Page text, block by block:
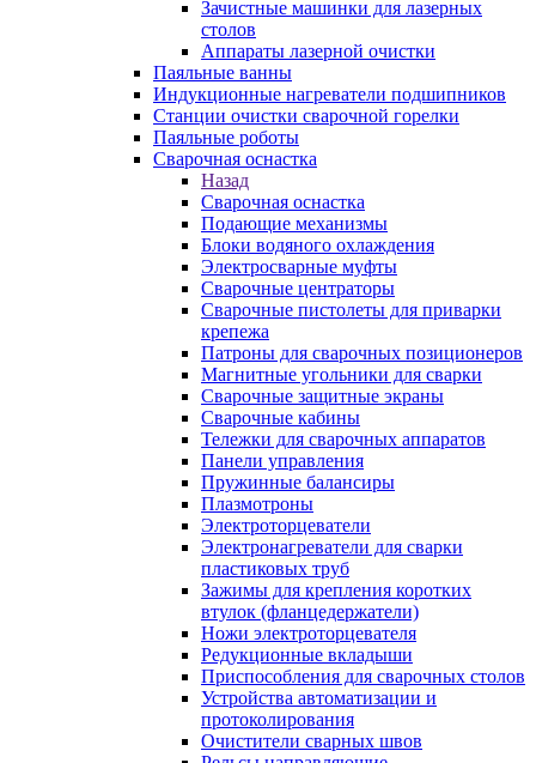
Зачистные машинки для лазерных
столов
Аппараты лазерной очистки
Паяльные ванны
Индукционные нагреватели подшипников
Станции очистки сварочной горелки
Паяльные роботы
Сварочная оснастка
Назад
Сварочная оснастка
Подающие механизмы
Блоки водяного охлаждения
Электросварные муфты
Сварочные центраторы
Сварочные пистолеты для приварки
крепежа
Патроны для сварочных позиционеров
Магнитные угольники для сварки
Сварочные защитные экраны
Сварочные кабины
Тележки для сварочных аппаратов
Панели управления
Пружинные балансиры
Плазмотроны
Электроторцеватели
Электронагреватели для сварки
пластиковых труб
Зажимы для крепления коротких
втулок (фланцедержатели)
Ножи электроторцевателя
Редукционные вкладыши
Приспособления для сварочных столов
Устройства автоматизации и
протоколирования
Очистители сварных швов